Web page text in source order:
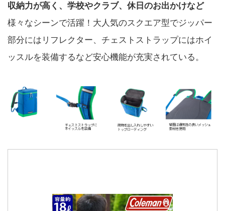
収納力が高く、学校やクラブ、休日のお出かけなど
様々なシーンで活躍！大人気のスクエア型でジッパー
部分にはリフレクター、チェストストラップにはホイ
ッスルを装備するなど安心機能が充実されている。